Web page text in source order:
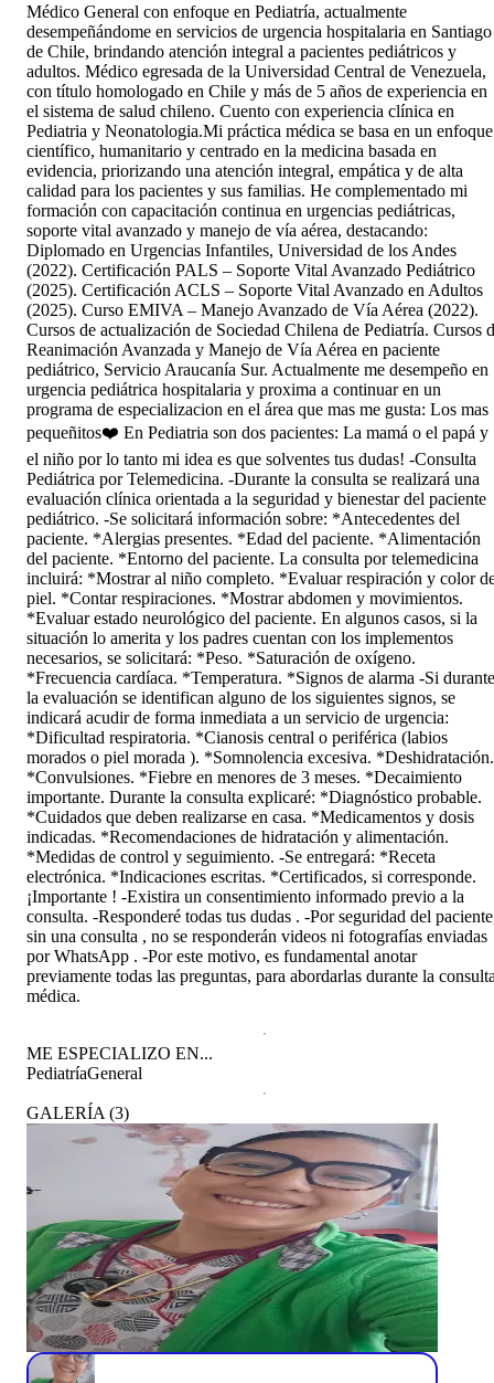
Médico General con enfoque en Pediatría, actualmente
desempeñándome en servicios de urgencia hospitalaria en Santiago
de Chile, brindando atención integral a pacientes pediátricos y
adultos. Médico egresada de la Universidad Central de Venezuela,
con título homologado en Chile y más de 5 años de experiencia en
el sistema de salud chileno. Cuento con experiencia clínica en
Pediatria y Neonatologia.Mi práctica médica se basa en un enfoque
científico, humanitario y centrado en la medicina basada en
evidencia, priorizando una atención integral, empática y de alta
calidad para los pacientes y sus familias. He complementado mi
formación con capacitación continua en urgencias pediátricas,
soporte vital avanzado y manejo de vía aérea, destacando:
Diplomado en Urgencias Infantiles, Universidad de los Andes
(2022). Certificación PALS – Soporte Vital Avanzado Pediátrico
(2025). Certificación ACLS – Soporte Vital Avanzado en Adultos
(2025). Curso EMIVA – Manejo Avanzado de Vía Aérea (2022).
Cursos de actualización de Sociedad Chilena de Pediatría. Cursos
Reanimación Avanzada y Manejo de Vía Aérea en paciente
pediátrico, Servicio Araucanía Sur. Actualmente me desempeño en
urgencia pediátrica hospitalaria y proxima a continuar en un
programa de especializacion en el área que mas me gusta: Los mas
pequeñitos❤️ En Pediatria son dos pacientes: La mamá o el papá y
el niño por lo tanto mi idea es que solventes tus dudas! -Consulta
Pediátrica por Telemedicina. -Durante la consulta se realizará una
evaluación clínica orientada a la seguridad y bienestar del paciente
pediátrico. -Se solicitará información sobre: *Antecedentes del
paciente. *Alergias presentes. *Edad del paciente. *Alimentación
del paciente. *Entorno del paciente. La consulta por telemedicina
incluirá: *Mostrar al niño completo. *Evaluar respiración y color
piel. *Contar respiraciones. *Mostrar abdomen y movimientos.
*Evaluar estado neurológico del paciente. En algunos casos, si la
situación lo amerita y los padres cuentan con los implementos
necesarios, se solicitará: *Peso. *Saturación de oxígeno.
*Frecuencia cardíaca. *Temperatura. *Signos de alarma -Si durante
la evaluación se identifican alguno de los siguientes signos, se
indicará acudir de forma inmediata a un servicio de urgencia:
*Dificultad respiratoria. *Cianosis central o periférica (labios
morados o piel morada ). *Somnolencia excesiva. *Deshidratación.
*Convulsiones. *Fiebre en menores de 3 meses. *Decaimiento
importante. Durante la consulta explicaré: *Diagnóstico probable.
*Cuidados que deben realizarse en casa. *Medicamentos y dosis
indicadas. *Recomendaciones de hidratación y alimentación.
*Medidas de control y seguimiento. -Se entregará: *Receta
electrónica. *Indicaciones escritas. *Certificados, si corresponde.
¡Importante ! -Existira un consentimiento informado previo a la
consulta. -Responderé todas tus dudas . -Por seguridad del
sin una consulta , no se responderán videos ni fotografías enviadas
por WhatsApp . -Por este motivo, es fundamental anotar
previamente todas las preguntas, para abordarlas durante la
médica.
ME ESPECIALIZO EN...
PediatríaGeneral
GALERÍA (3)